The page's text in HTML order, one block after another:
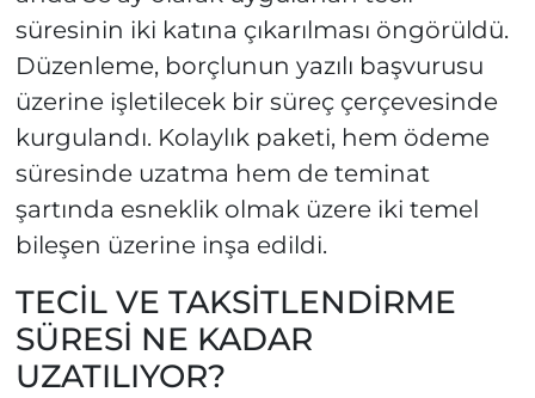
süresinin iki katına çıkarılması öngörüldü.
Düzenleme, borçlunun yazılı başvurusu
üzerine işletilecek bir süreç çerçevesinde
kurgulandı. Kolaylık paketi, hem ödeme
süresinde uzatma hem de teminat
şartında esneklik olmak üzere iki temel
bileşen üzerine inşa edildi.
TECİL VE TAKSİTLENDİRME
SÜRESİ NE KADAR
UZATILIYOR?